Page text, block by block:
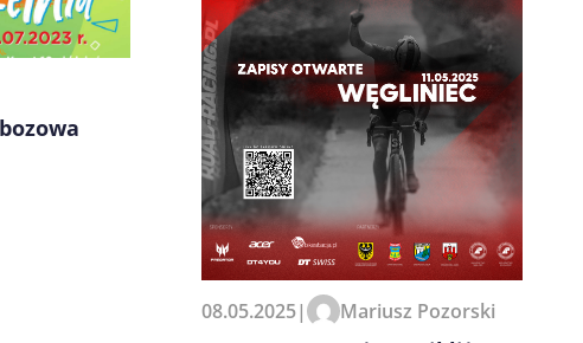
pisania
08.05.2025| Mariusz Pozorski